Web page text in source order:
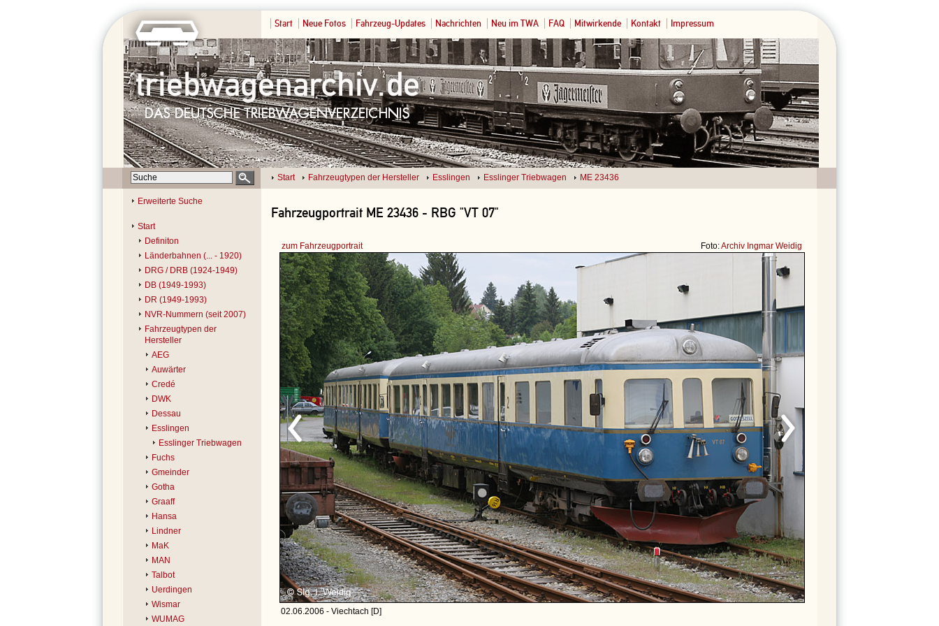
Start Neue Fotos Fahrzeug-Updates Nachrichten Neu im TWA FAQ Mitwirkende Kontakt Impressum
Start Fahrzeugtypen der Hersteller Esslingen Esslinger Triebwagen ME 23436
Erweiterte Suche
Start
Definiton
Länderbahnen (... - 1920)
DRG / DRB (1924-1949)
DB (1949-1993)
DR (1949-1993)
NVR-Nummern (seit 2007)
Fahrzeugtypen der
Hersteller
AEG
Auwärter
Credé
DWK
Dessau
Esslingen
Esslinger Triebwagen
Fuchs
Gmeinder
Gotha
Graaff
Hansa
Lindner
MaK
MAN
Talbot
Uerdingen
Wismar
WUMAG
Fahrzeugportrait ME 23436 - RBG "VT 07"
zum Fahrzeugportrait Foto:Archiv Ingmar Weidig
02.06.2006 - Viechtach [D]